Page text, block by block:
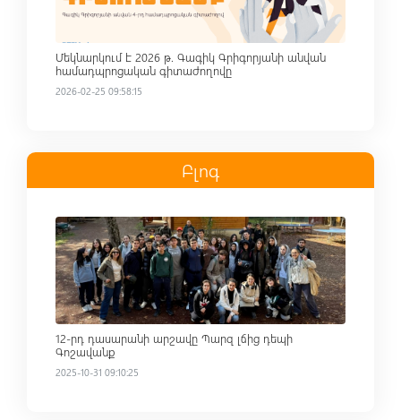
Մեկնարկում է 2026 թ. Գագիկ Գրիգորյանի անվան
համադպրոցական գիտաժողովը
2026-02-25 09:58:15
Բլոգ
Read more
12-րդ դասարանի արշավը Պարզ լճից դեպի
Գոշավանք
2025-10-31 09:10:25